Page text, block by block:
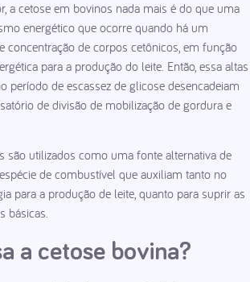
a cetose em bovinos nada mais é do que uma
energético que ocorre quando há um
concentração de corpos cetônicos, em função
para a produção do leite. Então, essa altas
período de escassez de glicose desencadeiam
de divisão de mobilização de gordura e
são utilizados como uma fonte alternativa de
de combustível que auxiliam tanto no
para a produção de leite, quanto para suprir as
básicas.
a cetose bovina?